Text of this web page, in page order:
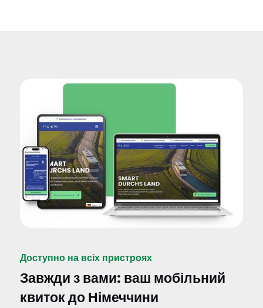
Доступно на всіх пристроях
Завжди з вами: ваш мобільний
квиток до Німеччини